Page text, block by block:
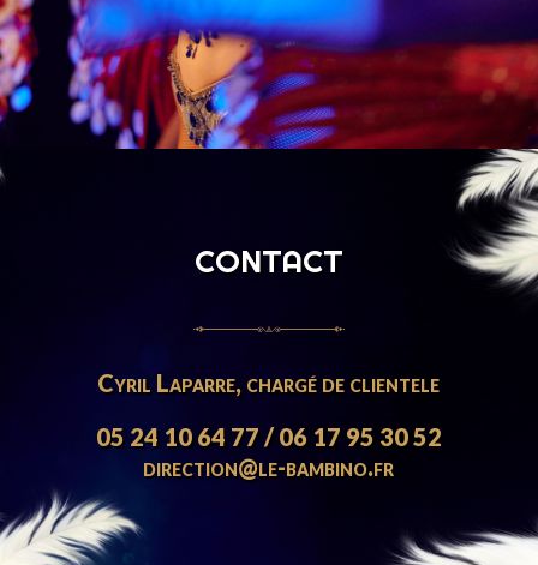
CONTACT
Cyril Laparre, chargé de clientele
05 24 10 64 77 / 06 17 95 30 52
direction@le-bambino.fr